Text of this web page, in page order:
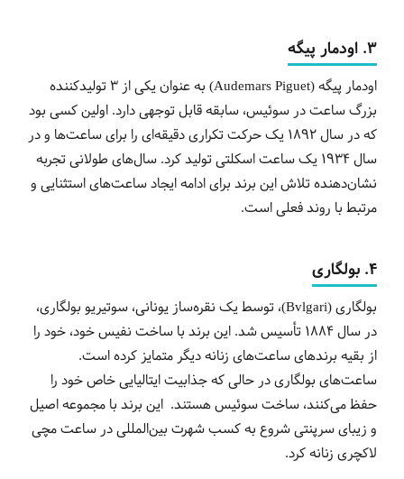
3. اودمار پیگه
اودمار پیگه (Audemars Piguet) به عنوان یکی از 3 تولیدکننده
بزرگ ساعت در سوئیس، سابقه قابل توجهی دارد. اولین کسی بود
که در سال 1892 یک حرکت تکراری دقیقه‌ای را برای ساعت‌ها و در
سال 1934 یک ساعت اسکلتی تولید کرد. سال‌های طولانی تجربه
نشان‌دهنده تلاش این برند برای ادامه ایجاد ساعت‌های استثنایی و
مرتبط با روند فعلی است.
4. بولگاری
بولگاری (Bvlgari)، توسط یک نقره‌ساز یونانی، سوتیریو بولگاری،
در سال 1884 تأسیس شد. این برند با ساخت نفیس خود، خود را
از بقیه برندهای ساعت‌های زنانه دیگر متمایز کرده است.
ساعت‌های بولگاری در حالی که جذابیت ایتالیایی خاص خود را
حفظ می‌کنند، ساخت سوئیس هستند. این برند با مجموعه اصیل
و زیبای سرپنتی شروع به کسب شهرت بین‌المللی در ساعت مچی
لاکچری زنانه کرد.